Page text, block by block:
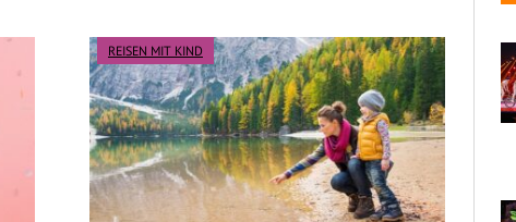
REISEN MIT KIND